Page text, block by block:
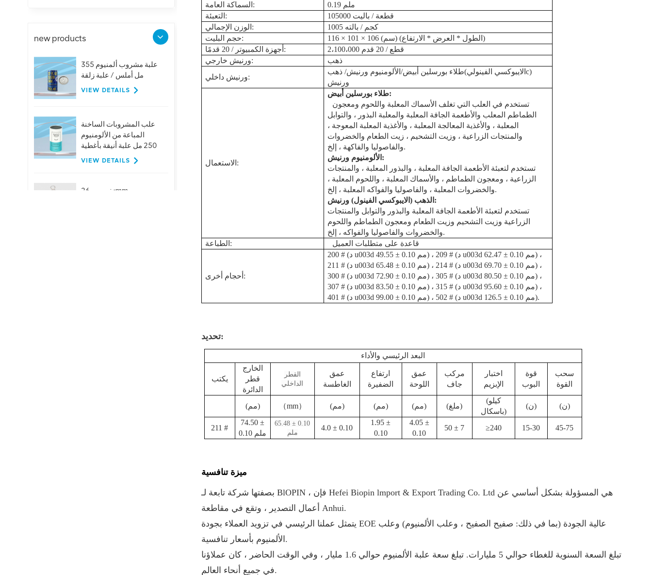
السماكة العامة:
0.19 ملم
التعبئة:
105000 قطعة / باليت
الوزن الإجمالي:
1005 كجم / بالته
حجم البليت:
116 × 101 × 106 (سم) (الطول * العرض * الارتفاع)
أجهزة الكمبيوتر / 20 قدمًا:
2،100،000
قطع / 20 قدم
ورنيش خارجي:
ذهب
ورنيش داخلي:
طلاء بورسلين أبيض/الألومنيوم ورنيش / ذهب( الايبوكسي الفينولي c)
ورنيش
الاستعمال:
طلاء بورسلين أبيض:
تستخدم في العلب التي تغلف الأسماك المعلبة واللحوم ومعجون
الطماطم المعلب والأطعمة الجافة المعلبة والمعلبة البذور ، والتوابل
المعلبة ، والأغذية المعالجة المعلبة ، والأغذية المعلبة المعوجة ،
والمنتجات الزراعية ، وزيت التشحيم ، زيت الطعام والخضروات
والفاصوليا والفاكهة ، إلخ.
الألومنيومورنيش
:
تستخدم لتعبئة الأطعمة الجافة المعلبة ، والبذور المعلبة ، والمنتجات
الزراعية ، ومعجون الطماطم ، والأسماك المعلبة ، واللحوم المعلبة ،
والخضروات المعلبة ، والفاصوليا والفواكه المعلبة ، إلخ.
الذهب (الايبوكسي الفينول)ورنيش
:
تستخدم لتعبئة الأطعمة الجافة المعلبة والبذور والتوابل والمنتجات
الزراعية وزيت التشحيم وزيت الطعام ومعجون الطماطم واللحوم
والخضروات والفاصوليا والفواكه ، إلخ.
الطباعة:
قاعدة على متطلبات العميل
أحجام أخرى:
200 # (د u003d 49.55 ± 0.10 مم) ، 209 # (د u003d 62.47 ± 0.10 مم) ،
211 # (د u003d 65.48 ± 0.10 مم) ، 214 #
(د u003d 69.70 ± 0.10 مم) ،
300 # (د u003d 72.90 ± 0.10 مم) ، 305 # (د u003d 80.50 ± 0.10 مم) ،
307 # (د u003d 83.50 ± 0.10 مم) ،
315 # (د u003d 95.60 ± 0.10 مم) ،
401 # (د u003d 99.00 ± 0.10 مم) ، 502 # (د u003d 126.5 ± 0.10 مم).
تحديد:
البعد الرئيسي والأداء
يكتب
الخارج
قطر
الدائرة
القطر
الداخلي
عمق
الغاطسة
ارتفاع
الضفيرة
عمق
اللوحة
مركب
جاف
اختبار
الإبزيم
قوة
البوب
سحب
القوة
(مم) （mm） (مم) (مم) (مم) (ملغ)
(كيلو
باسكال)
(ن) (ن)
211 #
74.50 ±
0.10 ملم
65.48 ± 0.10
ملم
4.0 ± 0.10
1.95 ±
0.10
4.05 ±
0.10
50 ± 7 ≥240 15-30 45-75
ميزة تنافسية
بصفتها شركة تابعة لـ BlOPIN ، فإن Hefei Biopin lmport & Export Trading Co. Ltd هي المسؤولة بشكل أساسي عن
أعمال التصدير ، وتقع في مقاطعة Anhui.
يتمثل عملنا الرئيسي في تزويد العملاء بجودة EOE عالية الجودة (بما في ذلك: صفيح الصفيح ، وعلب الألمنيوم) وعلب
الألمنيوم بأسعار تنافسية.
تبلغ السعة السنوية للغطاء حوالي 5 مليارات. تبلغ سعة علبة الألمنيوم حوالي 1.6 مليار ، وفي الوقت الحاضر ، كان عملاؤنا
في جميع أنحاء العالم.
new products
علبة مشروب ألمنيوم 355
مل أملس / علبة زلقة
VIEW DETAILS
علب المشروبات الساخنة
المباعة من الألومنيوم
250 مل علبة أنيقة بأغطية
VIEW DETAILS
تخصيص 26mm